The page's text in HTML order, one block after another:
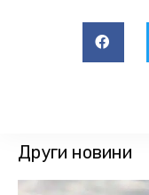
Други новини